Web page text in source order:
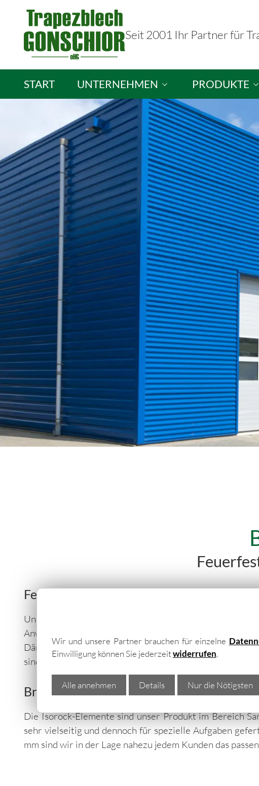
Seit 2001 Ihr Partner für
START UNTERNEHMEN
Trapezblech Gonschior OHG
Ihre Ansprechpartner
Stellenangebote
PRODUKTE
Isopaneele
Lichtplatten
Trapezbleche
Wellbleche /
Torpaneele
Feuerschutzplatten bis Widerstandsklasse
Unsere Brandschutzplatten sind hart im
Anwendungsmöglichkeiten. Bei diesen Elementen
Dämmwert spielt eine untergeordnete Rolle. Mit
sind sie die ideale Lösung zum Aufbau einer
Brandschutzplatten – Das Element für
Die Isorock-Elemente sind unser Produkt im Bereich
sehr vielseitig und dennoch für spezielle Aufgaben
mm sind wir in der Lage nahezu jedem Kunden das
Wir und unsere Partner brauchen für einzelne
Einwilligung können Sie jederzeitwiderrufen.
Alle annehmen Details Nur die Nötigsten